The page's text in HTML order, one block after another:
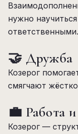
нужно
ответственными.
🤝 Дружба
Козерог
смягчают
💼 Работа
Козерог —